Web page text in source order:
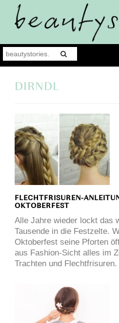
DIRNDL
FLECHTFRISUREN-
OKTOBERFEST
Alle Jahre wieder lockt das
Tausende in die Festzelte.
Oktoberfest seine Pforten
aus Fashion-Sicht alles im
Trachten und Flechtfrisuren.